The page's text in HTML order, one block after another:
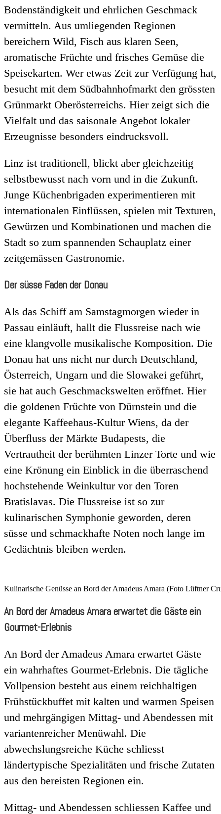
Bodenständigkeit und ehrlichen Geschmack
vermitteln. Aus umliegenden Regionen
bereichern Wild, Fisch aus klaren Seen,
aromatische Früchte und frisches Gemüse die
Speisekarten. Wer etwas Zeit zur Verfügung hat,
besucht mit dem Südbahnhofmarkt den grössten
Grünmarkt Oberösterreichs. Hier zeigt sich die
Vielfalt und das saisonale Angebot lokaler
Erzeugnisse besonders eindrucksvoll.
Linz ist traditionell, blickt aber gleichzeitig
selbstbewusst nach vorn und in die Zukunft.
Junge Küchenbrigaden experimentieren mit
internationalen Einflüssen, spielen mit Texturen,
Gewürzen und Kombinationen und machen die
Stadt so zum spannenden Schauplatz einer
zeitgemässen Gastronomie.
Der süsse Faden der Donau
Als das Schiff am Samstagmorgen wieder in
Passau einläuft, hallt die Flussreise nach wie
eine klangvolle musikalische Komposition. Die
Donau hat uns nicht nur durch Deutschland,
Österreich, Ungarn und die Slowakei geführt,
sie hat auch Geschmackswelten eröffnet. Hier
die goldenen Früchte von Dürnstein und die
elegante Kaffeehaus-Kultur Wiens, da der
Überfluss der Märkte Budapests, die
Vertrautheit der berühmten Linzer Torte und wie
eine Krönung ein Einblick in die überraschend
hochstehende Weinkultur vor den Toren
Bratislavas. Die Flussreise ist so zur
kulinarischen Symphonie geworden, deren
süsse und schmackhafte Noten noch lange im
Gedächtnis bleiben werden.
Kulinarische Genüsse an Bord der Amadeus Amara (Foto Lüftner
An Bord der Amadeus Amara erwartet die Gäste ein
Gourmet-Erlebnis
An Bord der Amadeus Amara erwartet Gäste
ein wahrhaftes Gourmet-Erlebnis. Die tägliche
Vollpension besteht aus einem reichhaltigen
Frühstückbuffet mit kalten und warmen Speisen
und mehrgängigen Mittag- und Abendessen mit
variantenreicher Menüwahl. Die
abwechslungsreiche Küche schliesst
ländertypische Spezialitäten und frische Zutaten
aus den bereisten Regionen ein.
Mittag- und Abendessen schliessen Kaffee und